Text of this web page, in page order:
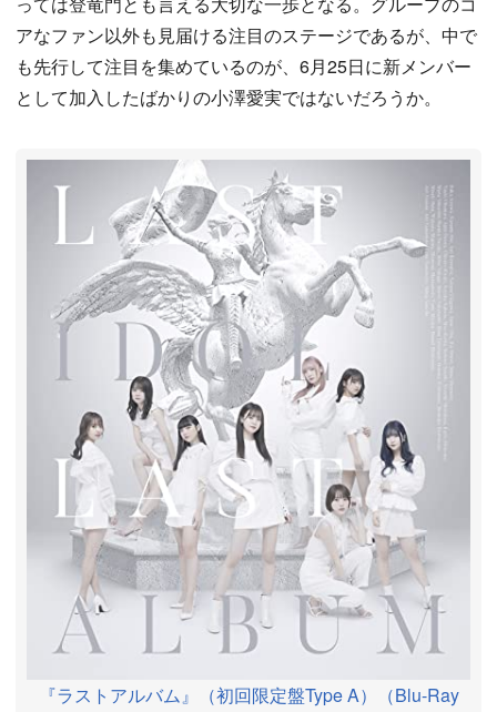
アなファン以外も見届ける注目のステージであるが、中で
も先行して注目を集めているのが、6月25日に新メンバー
として加入したばかりの小澤愛実ではないだろうか。
『ラストアルバム』（初回限定盤Type A）（Blu-Ray